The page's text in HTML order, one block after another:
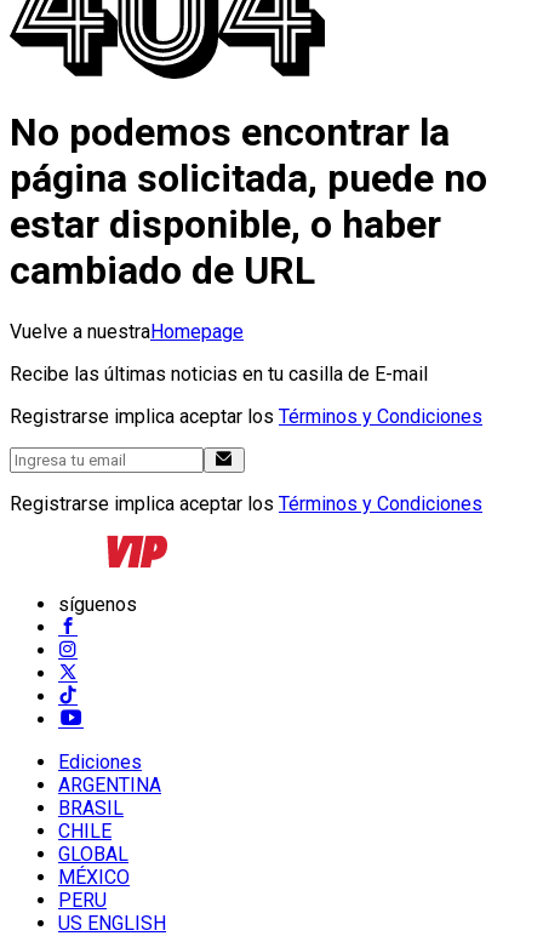
No podemos encontrar la
página solicitada, puede no
estar disponible, o haber
cambiado de URL
Vuelve a nuestraHomepage
Recibe las últimas noticias en tu casilla de E-mail
Registrarse implica aceptar los Términos y Condiciones
Registrarse implica aceptar los Términos y Condiciones
síguenos
Ediciones
ARGENTINA
BRASIL
CHILE
GLOBAL
MÉXICO
PERU
US ENGLISH